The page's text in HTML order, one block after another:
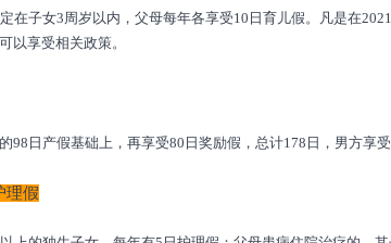
在子女3周岁以内，父母每年各享受10日育儿假。凡是在
以享受相关政策。
98日产假基础上，再享受80日奖励假，总计178日，男方享受
理假